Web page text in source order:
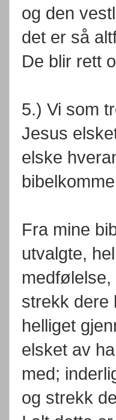
og den
det er så
De blir rett
5.) Vi som
Jesus
elske
Fra mine
utvalgte,
strekk dere
helliget
elsket av
med;
og strekk